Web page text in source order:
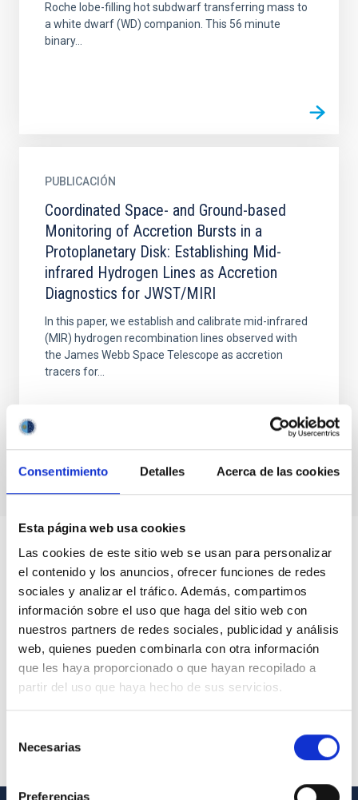
Consentimiento Detalles Acerca de las cookies
Esta página web usa cookies
Las cookies de este sitio web se usan para personalizar
el contenido y los anuncios, ofrecer funciones de redes
sociales y analizar el tráfico. Además, compartimos
información sobre el uso que haga del sitio web con
nuestros partners de redes sociales, publicidad y análisis
web, quienes pueden combinarla con otra información
que les haya proporcionado o que hayan recopilado a
partir del uso que haya hecho de sus servicios.
Necesarias
Preferencias
Roche lobe-filling hot subdwarf transferring mass to
a white dwarf (WD) companion. This 56 minute
binary...
PUBLICACIÓN
Coordinated Space- and Ground-based
Monitoring of Accretion Bursts in a
Protoplanetary Disk: Establishing Mid-
infrared Hydrogen Lines as Accretion
Diagnostics for JWST/MIRI
In this paper, we establish and calibrate mid-infrared
(MIR) hydrogen recombination lines observed with
the James Webb Space Telescope as accretion
tracers for...